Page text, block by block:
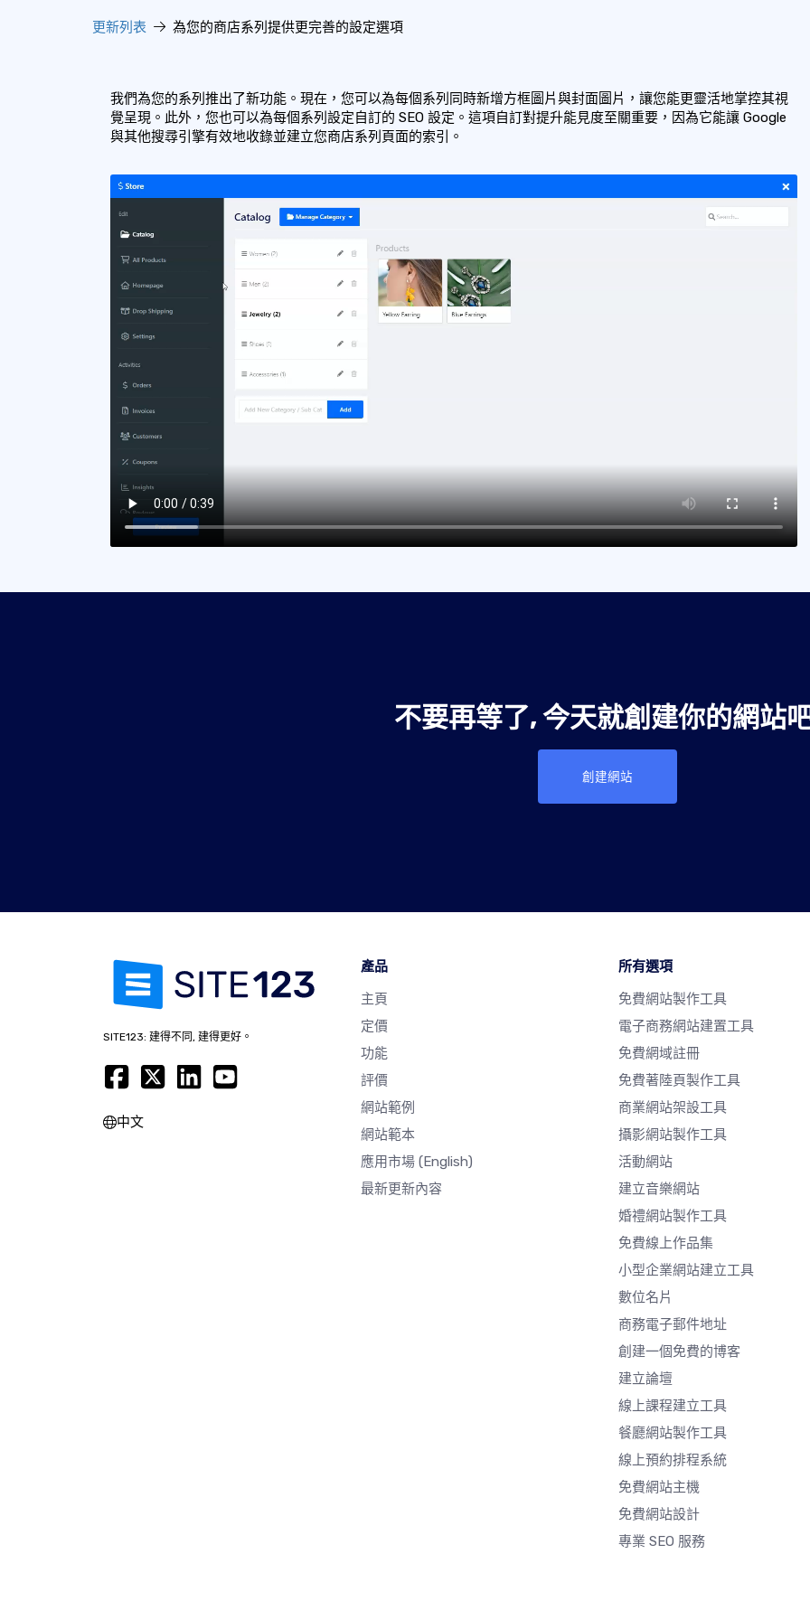
更新列表 為您的商店系列提供更完善的設定選項
我們為您的系列推出了新功能。現在，您可以為每個系列同時新增方框圖片與封面圖片，讓您能更靈活地掌控其視
覺呈現。此外，您也可以為每個系列設定自訂的 SEO 設定。這項自訂對提升能見度至關重要，因為它能讓 Google
與其他搜尋引擎有效地收錄並建立您商店系列頁面的索引。
不要再等了, 今天就創建你的網站
創建網站
SITE123: 建得不同, 建得更好。
中文
產品
主頁
定價
功能
評價
網站範例
網站範本
應用市場 (English)
最新更新內容
所有選項
免費網站製作工具
電子商務網站建置工具
免費網域註冊
免費著陸頁製作工具
商業網站架設工具
攝影網站製作工具
活動網站
建立音樂網站
婚禮網站製作工具
免費線上作品集
小型企業網站建立工具
數位名片
商務電子郵件地址
創建一個免費的博客
建立論壇
線上課程建立工具
餐廳網站製作工具
線上預約排程系統
免費網站主機
免費網站設計
專業 SEO 服務